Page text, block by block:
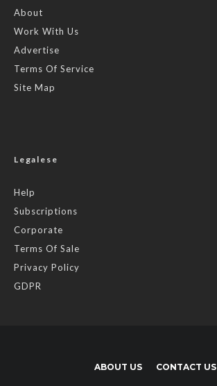
About
Work With Us
Advertise
Terms Of Service
Site Map
Legalese
Help
Subscriptions
Corporate
Terms Of Sale
Privacy Policy
GDPR
ABOUT US CONTACT US